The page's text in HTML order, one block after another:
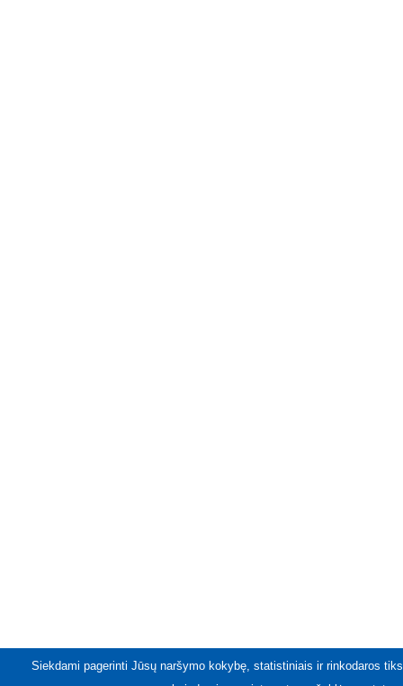
Siekdami pagerinti Jūsų naršymo kokybę, statistiniais ir rinkodaros